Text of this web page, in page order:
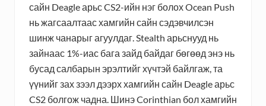
сайн Deagle арьс CS2-ийн нэг болох Ocean Push
нь жагсаалтаас хамгийн сайн сэдэвчилсэн
шинж чанарыг агуулдаг. Stealth арьснууд нь
зайнаас 1%-иас бага зайд байдаг бөгөөд энэ нь
бусад салбарын эрэлтийг хүчтэй байлгаж, та
үүнийг зах зээл дээрх хамгийн сайн Deagle арьс
CS2 болгож чадна. Шинэ Corinthian бол хамгийн